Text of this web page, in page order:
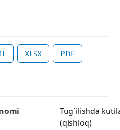
XLSX PDF
Tug`ilishda
(qishloq)